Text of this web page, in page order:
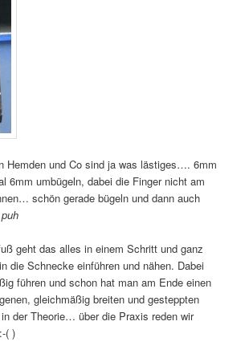
Hemden und Co sind ja was lästiges…. 6mm
6mm umbügeln, dabei die Finger nicht am
schön gerade bügeln und dann auch
puh
geht das alles in einem Schritt und ganz
die Schnecke einführen und nähen. Dabei
führen und schon hat man am Ende einen
gleichmäßig breiten und gesteppten
der Theorie… über die Praxis reden wir
( )